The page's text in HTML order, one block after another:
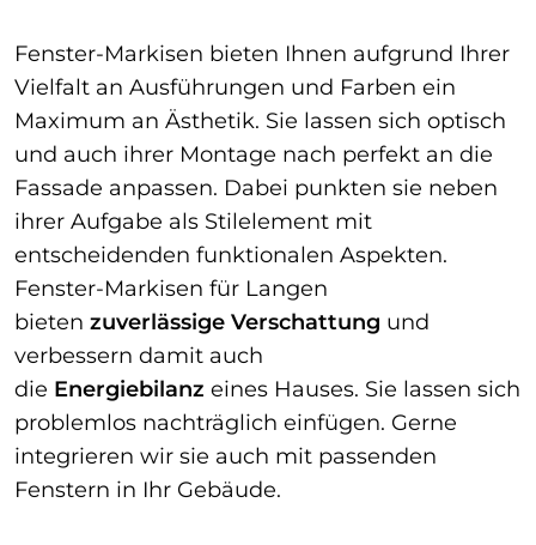
Fenster-Markisen bieten Ihnen aufgrund Ihrer
Vielfalt an Ausführungen und Farben ein
Maximum an Ästhetik. Sie lassen sich optisch
und auch ihrer Montage nach perfekt an die
Fassade anpassen. Dabei punkten sie neben
ihrer Aufgabe als Stilelement mit
entscheidenden funktionalen Aspekten.
Fenster-Markisen für Langen
bieten zuverlässige Verschattung und
verbessern damit auch
die Energiebilanz eines Hauses. Sie lassen sich
problemlos nachträglich einfügen. Gerne
integrieren wir sie auch mit passenden
Fenstern in Ihr Gebäude.